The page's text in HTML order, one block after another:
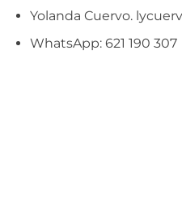
Yolanda Cuervo.
WhatsApp: 621 190 307